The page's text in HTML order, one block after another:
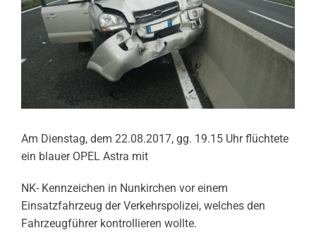
Am Dienstag, dem 22.08.2017, gg. 19.15 Uhr flüchtete
ein blauer OPEL Astra mit
NK- Kennzeichen in Nunkirchen vor einem
Einsatzfahrzeug der Verkehrspolizei, welches den
Fahrzeugführer kontrollieren wollte.